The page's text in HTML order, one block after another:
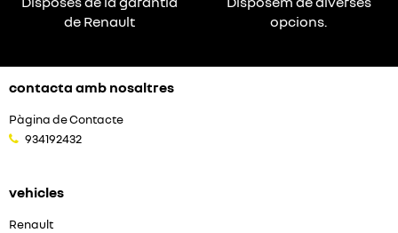
de Renault
opcions.
contacta amb nosaltres
Pàgina de Contacte
934192432
vehicles
Renault